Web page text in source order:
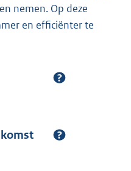
nemen. Op deze
en efficiënter te